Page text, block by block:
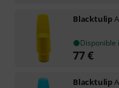
Blacktulip
77€
Blacktulip